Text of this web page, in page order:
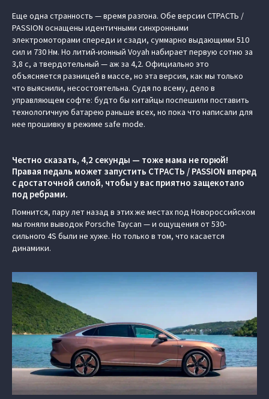
Еще одна странность — время разгона. Обе версии СТРАСТЬ /
PASSION оснащены идентичными синхронными
электромоторами спереди и сзади, суммарно выдающими 510
сил и 730 Нм. Но литий-ионный Voyah набирает первую сотню за
3,8 с, а твердотельный — аж за 4,2. Официально это
объясняется разницей в массе, но эта версия, как мы только
что выяснили, несостоятельна. Судя по всему, дело в
управляющем софте: будто бы китайцы поспешили поставить
технологичную батарею раньше всех, но пока что написали для
нее прошивку в режиме safe mode.
Честно сказать, 4,2 секунды — тоже мама не горюй!
Правая педаль может запустить СТРАСТЬ / PASSION вперед
с достаточной силой, чтобы у вас приятно защекотало
под ребрами.
Помнится, пару лет назад в этих же местах под Новороссийском
мы гоняли выводок Porsche Taycan — и ощущения от 530-
сильного 4S были не хуже. Но только в том, что касается
динамики.